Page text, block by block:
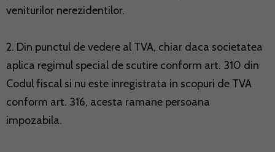
veniturilor nerezidentilor.
2. Din punctul de vedere al TVA, chiar daca societatea
aplica regimul special de scutire conform art. 310 din
Codul fiscal si nu este inregistrata in scopuri de TVA
conform art. 316, acesta ramane persoana
impozabila.